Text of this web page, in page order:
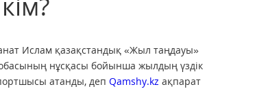
Ислам қазақстандық «Жыл таңдауы»
нұсқасы бойынша жылдың үздік
атанды, деп Qamshy.kz ақпарат